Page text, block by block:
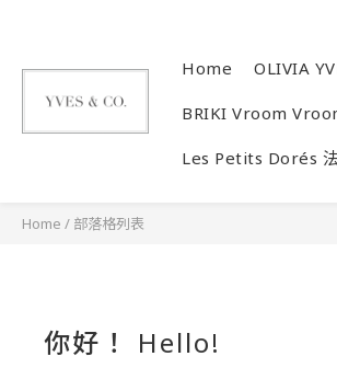
Home OLIVIA
BRIKI Vroom
Les Petits Dorés
Home / 部落格列表
你好！ Hello!